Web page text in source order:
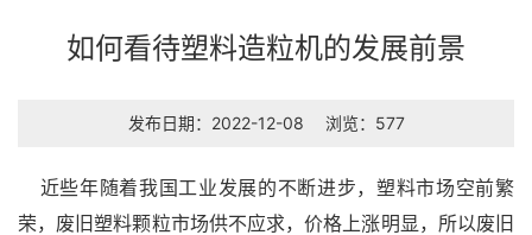
如何看待塑料造粒机的发展前景
发布日期：2022-12-08 浏览：577
近些年随着我国工业发展的不断进步，塑料市场空前繁
荣，废旧塑料颗粒市场供不应求，价格上涨明显，所以废旧